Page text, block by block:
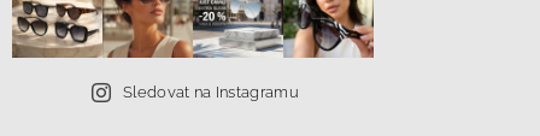
Sledovat na Instagramu